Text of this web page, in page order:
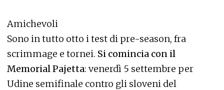
Amichevoli
Sono in tutto otto i test di pre-season, fra
scrimmage e tornei. Si comincia con il
Memorial Pajetta: venerdì 5 settembre per
Udine semifinale contro gli sloveni del